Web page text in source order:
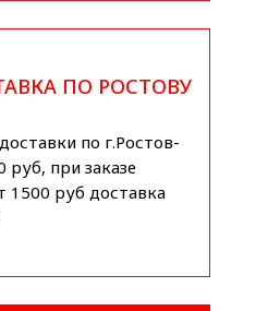
ПО РОСТОВУ
по г.Ростов-
руб, при заказе
1500 руб доставка